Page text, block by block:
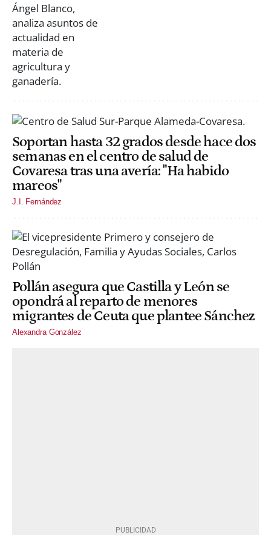
Soportan hasta 32 grados desde hace dos
semanas en el centro de salud de
Covaresa tras una avería: "Ha habido
mareos"
J.I. Fernández
Pollán asegura que Castilla y León se
opondrá al reparto de menores
migrantes de Ceuta que plantee Sánchez
Alexandra González